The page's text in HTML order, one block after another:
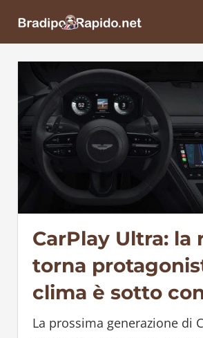
CarPlay Ultra: la
torna
clima è sotto
La prossima generazione di